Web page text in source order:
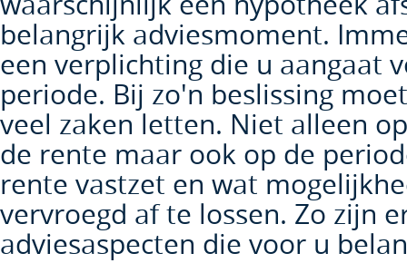
belangrijk adviesmoment.
een verplichting die u aangaat
periode. Bij zo'n beslissing
veel zaken letten. Niet alleen
de rente maar ook op de
rente vastzet en wat
vervroegd af te lossen. Zo zijn
adviesaspecten die voor u